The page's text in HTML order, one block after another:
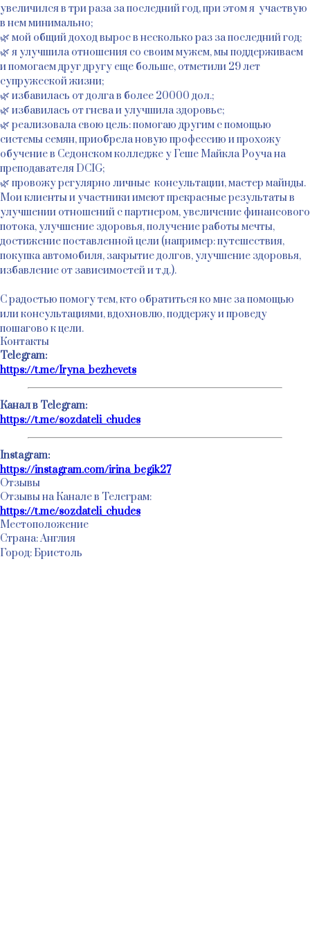
увеличился в три раза за последний год, при этом я участвую
в нем минимально;
🌿 мой общий доход вырос в несколько раз за последний год;
🌿 я улучшила отношения со своим мужем, мы поддерживаем
и помогаем друг другу еще больше, отметили 29 лет
супружеской жизни;
🌿 избавилась от долга в более 20000 дол.;
🌿 избавилась от гнева и улучшила здоровье;
🌿 реализовала свою цель: помогаю другим с помощью
системы семян, приобрела новую профессию и прохожу
обучение в Седонском колледже у Геше Майкла Роуча на
преподавателя DCIG;
🌿 провожу регулярно личные консультации, мастер майнды.
Мои клиенты и участники имеют прекрасные результаты в
улучшении отношений с партнером, увеличение финансового
потока, улучшение здоровья, получение работы мечты,
достижение поставленной цели (например: путешествия,
покупка автомобиля, закрытие долгов, улучшение здоровья,
избавление от зависимостей и т.д.).
С радостью помогу тем, кто обратиться ко мне за помощью
или консультациями, вдохновлю, поддержу и проведу
пошагово к цели.
Контакты
Telegram:
https://t.me/Iryna_bezhevets
Канал в Telegram:
https://t.me/sozdateli_chudes
Instagram:
https://instagram.com/irina_begik27
Отзывы
Отзывы на Канале в Телеграм:
https://t.me/sozdateli_chudes
Местоположение
Страна: Англия
Город: Бристоль